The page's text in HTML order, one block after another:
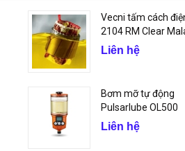
Vecni tấm cách
2104 RM Clear
Liên hệ
Bơm mỡ tự động
Pulsarlube OL500
Liên hệ